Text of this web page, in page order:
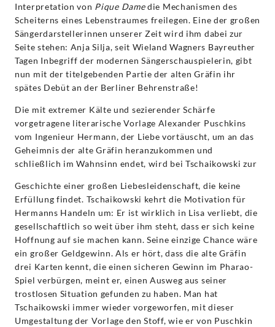
Interpretation von Pique Damedie Mechanismen des
Scheiterns eines Lebenstraumes freilegen. Eine der großen
Sängerdarstellerinnen unserer Zeit wird ihm dabei zur
Seite stehen: Anja Silja, seit Wieland Wagners Bayreuther
Tagen Inbegriff der modernen Sängerschauspielerin, gibt
nun mit der titelgebenden Partie der alten Gräfin ihr
spätes Debüt an der Berliner Behrenstraße!
Die mit extremer Kälte und sezierender Schärfe
vorgetragene literarische Vorlage Alexander Puschkins
vom Ingenieur Hermann, der Liebe vortäuscht, um an das
Geheimnis der alte Gräfin heranzukommen und
schließlich im Wahnsinn endet, wird bei Tschaikowski zur
Geschichte einer großen Liebesleidenschaft, die keine
Erfüllung findet. Tschaikowski kehrt die Motivation für
Hermanns Handeln um: Er ist wirklich in Lisa verliebt, die
gesellschaftlich so weit über ihm steht, dass er sich keine
Hoffnung auf sie machen kann. Seine einzige Chance wäre
ein großer Geldgewinn. Als er hört, dass die alte Gräfin
drei Karten kennt, die einen sicheren Gewinn im Pharao-
Spiel verbürgen, meint er, einen Ausweg aus seiner
trostlosen Situation gefunden zu haben. Man hat
Tschaikowski immer wieder vorgeworfen, mit dieser
Umgestaltung der Vorlage den Stoff, wie er von Puschkin